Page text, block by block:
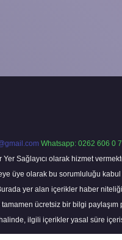
Whatsapp: 0262 606 0
Sağlayıcı olarak hizmet
üye olarak bu sorumluluğu
yer alan içerikler haber
ücretsiz bir bilgi
ilgili içerikler yasal süre